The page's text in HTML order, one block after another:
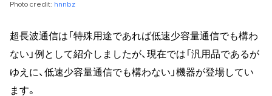
Photo credit: hnnbz
超長波通信は「特殊用途であれば低速少容量通信でも構わ
ない」例として紹介しましたが、現在では「汎用品であるが
ゆえに、低速少容量通信でも構わない」機器が登場してい
ます。